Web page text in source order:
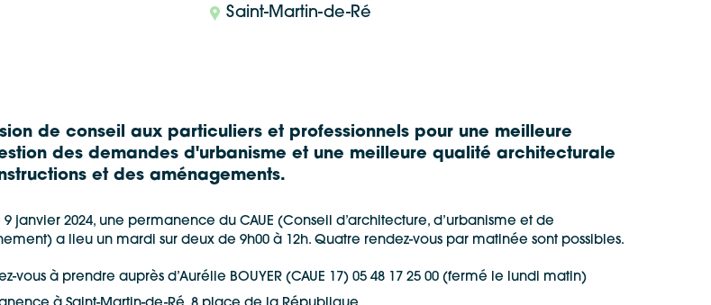
Saint-Martin-de-Ré
de conseil aux particuliers et professionnels pour une meilleure
des demandes d'urbanisme et une meilleure qualité architecturale
et des aménagements.
9 janvier 2024, une permanence du CAUE (Conseil d’architecture, d’urbanisme et de
a lieu un mardi sur deux de 9h00 à 12h. Quatre rendez-vous par matinée sont possibles.
vous à prendre auprès d’Aurélie BOUYER (CAUE 17) 05 48 17 25 00 (fermé le lundi matin)